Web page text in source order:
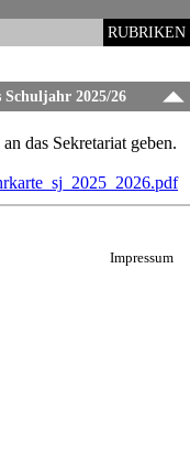
RUBRIKEN
2025/26
das Sekretariat geben.
Impressum